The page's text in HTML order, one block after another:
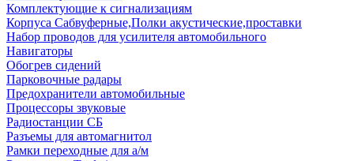
Комплектующие к сигнализациям
Корпуса Сабвуферные,Полки акустические,проставки
Набор проводов для усилителя автомобильного
Навигаторы
Обогрев сидений
Парковочные радары
Предохранители автомобильные
Процессоры звуковые
Радиостанции СБ
Разъемы для автомагнитол
Рамки переходные для а/м